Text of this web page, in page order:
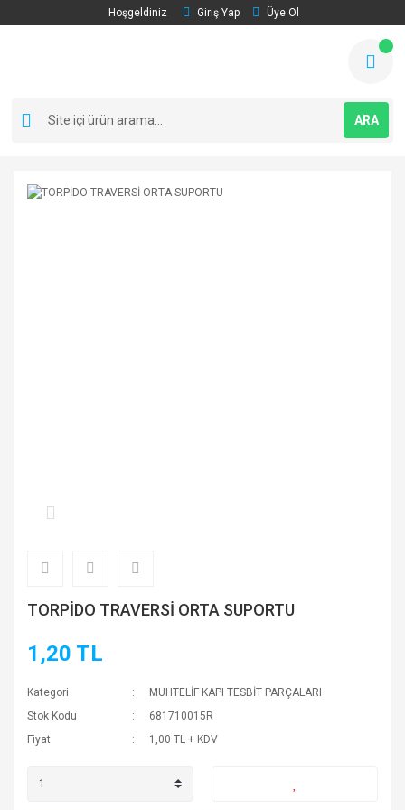
Hoşgeldiniz Giriş Yap Üye Ol
ARA
TORPİDO TRAVERSİ ORTA SUPORTU
1,20 TL
Kategori
MUHTELİF KAPI TESBİT PARÇALARI
Stok Kodu
681710015R
Fiyat
1,00 TL + KDV